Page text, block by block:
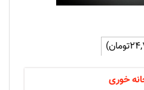
خوری